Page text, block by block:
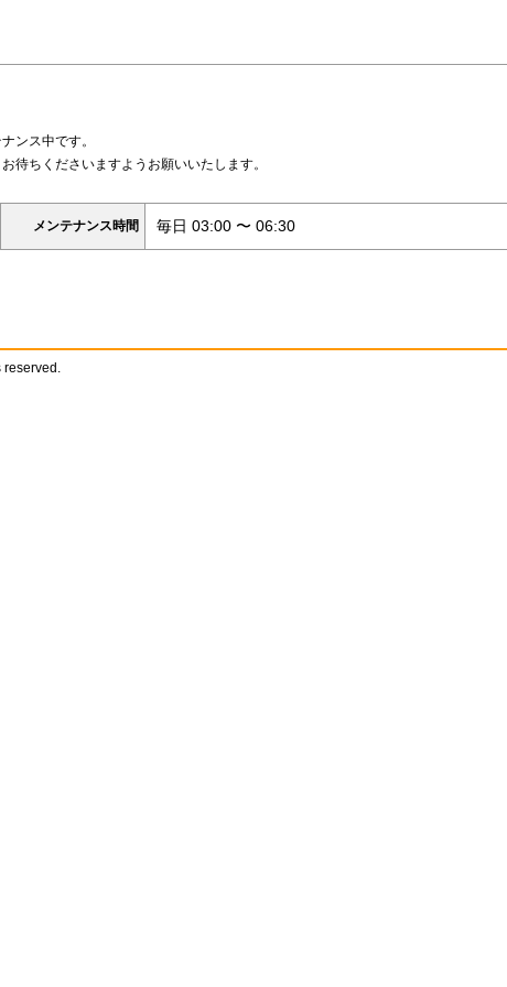
ンス中です。
待ちくださいますようお願いいたします。
メンテナンス時間 毎日 03:00 〜 06:30
reserved.